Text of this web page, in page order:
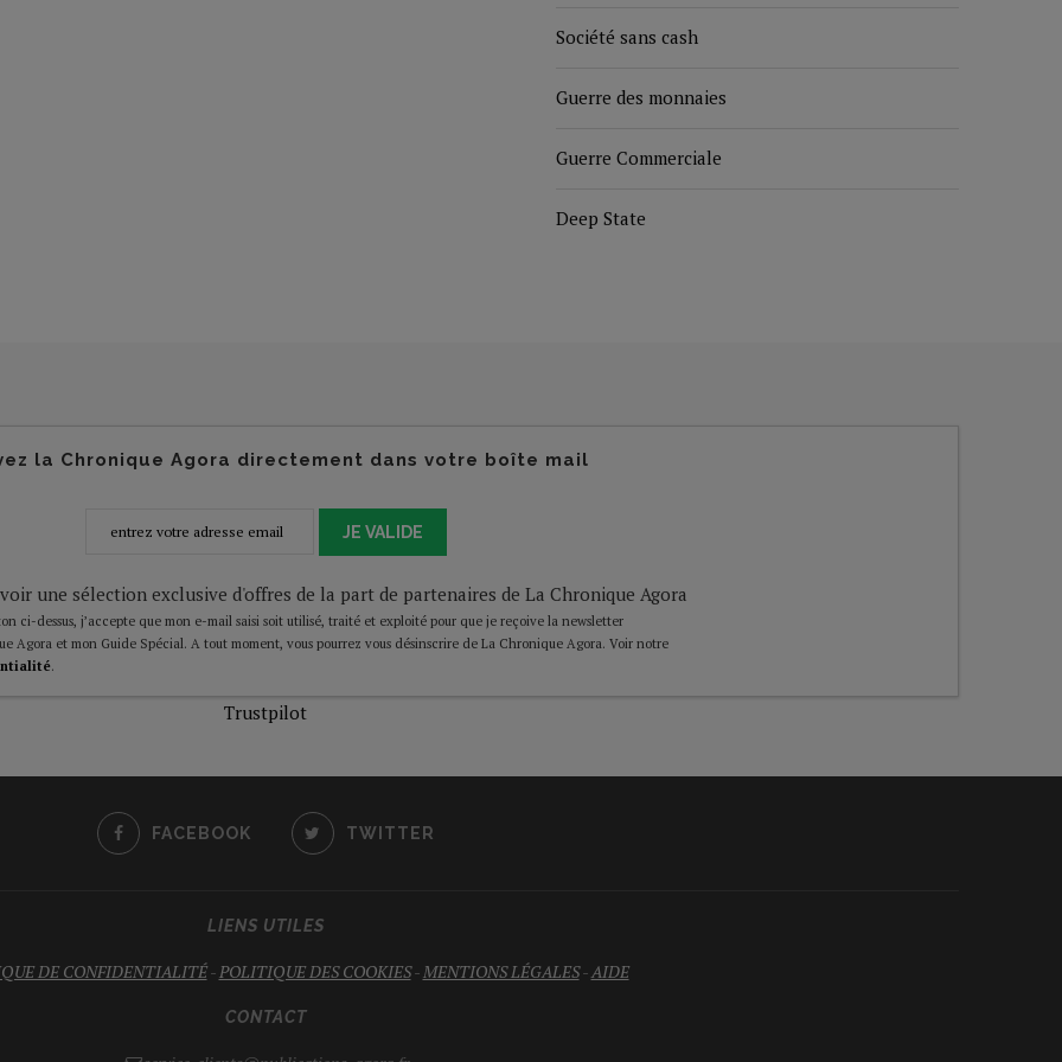
Société sans cash
Guerre des monnaies
Guerre Commerciale
Deep State
la Chronique Agora directement dans votre boîte mail
JE VALIDE
une sélection exclusive d'offres de la part de partenaires de La Chronique Agora
ci-dessus, j’accepte que mon e-mail saisi soit utilisé, traité et exploité pour que je reçoive la newsletter
Agora et mon Guide Spécial. A tout moment, vous pourrez vous désinscrire de La Chronique Agora. Voir notre
.
Trustpilot
FACEBOOK TWITTER
LIENS UTILES
DE CONFIDENTIALITÉ-POLITIQUE DES COOKIES-MENTIONS LÉGALES-AIDE
CONTACT